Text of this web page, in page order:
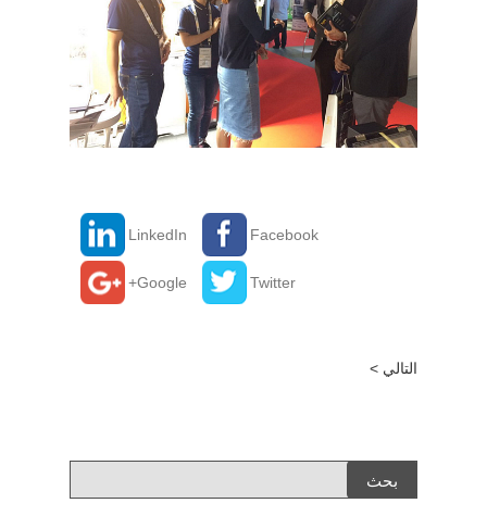
Facebook
LinkedIn
Twitter
Google+
التالي >